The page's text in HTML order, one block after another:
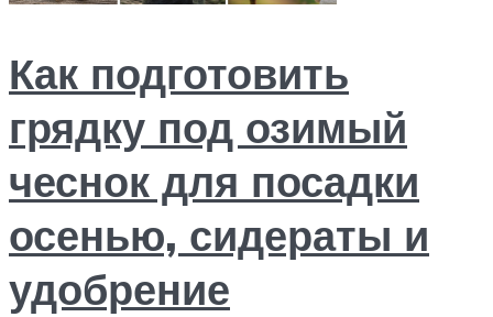
Как подготовить
грядку под озимый
чеснок для посадки
осенью, сидераты и
удобрение